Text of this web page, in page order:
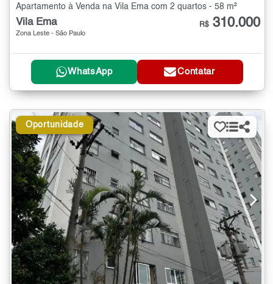
Apartamento à Venda na Vila Ema com 2 quartos - 58 m²
Vila Ema
Zona Leste - São Paulo
R$ 310.000
WhatsApp Contatar
Oportunidade